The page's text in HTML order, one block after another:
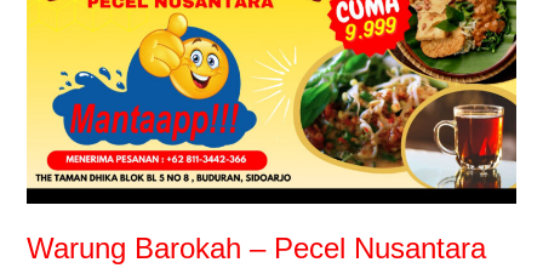
Warung Barokah – Pecel Nusantara
Pecel